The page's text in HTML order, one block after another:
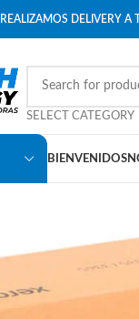
REALIZAMOS DELIVERY A
SELECT CATEGORY
BIENVENIDOS